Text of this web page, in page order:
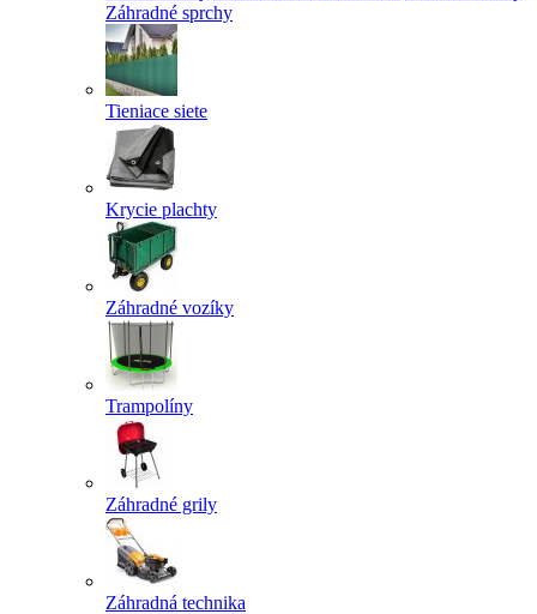
Záhradné sprchy
Tieniace siete
Krycie plachty
Záhradné vozíky
Trampolíny
Záhradné grily
Záhradná technika